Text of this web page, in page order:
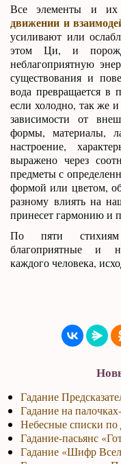
Все элементы и их
движении и
усиливают или
этом Ци, и
неблагоприятную
существования и
вода превращается
если холодно, так же
зависимости от
формы, материалы,
настроение,
выражено через
предметы с
формой или цветом,
разному влиять на
принесет гармонию и
По пяти стихиям
благоприятные и
каждого человека,
Гадание
Гадание на
Небесные списки по
Гадание-пасьянс
Гадание «Шифр